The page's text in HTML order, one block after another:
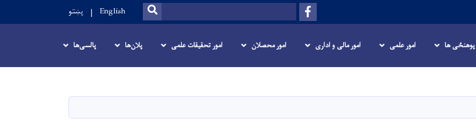
content
Facebook
Search
SEARCH
English پښتو
پوهنځی ها امور علمی امور مالی و اداری امور محصلان امور تحقیقات علمی پلان‌ها پالسی‌ها